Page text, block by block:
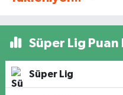
Süper Lig Puan
Süper Lig